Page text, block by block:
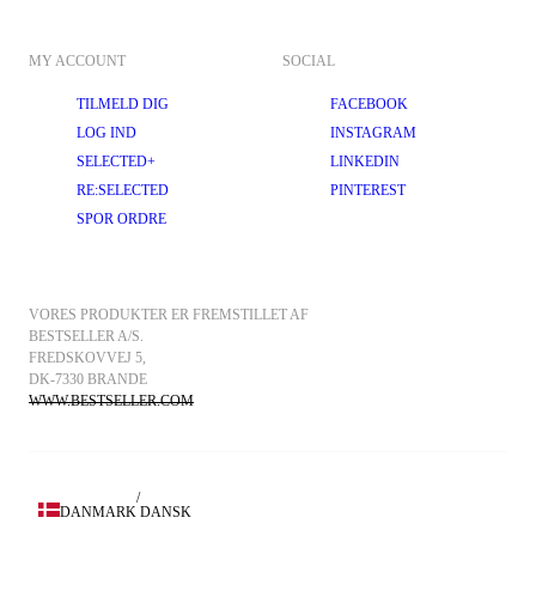
MY ACCOUNT
TILMELD DIG
LOG IND
SELECTED+
RE:SELECTED
SPOR ORDRE
SOCIAL
FACEBOOK
INSTAGRAM
LINKEDIN
PINTEREST
VORES PRODUKTER ER FREMSTILLET AF
BESTSELLER A/S.
FREDSKOVVEJ 5,
DK-7330 BRANDE
WWW.BESTSELLER.COM
DANMARK
/
DANSK